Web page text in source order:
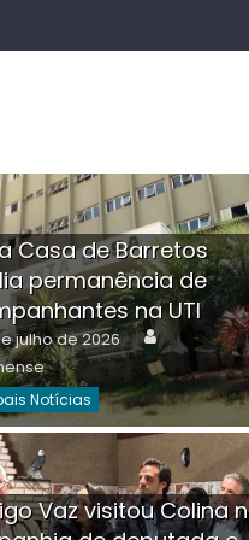
na Av.
por
Casa de Barretos
permanência de
na UTI
julho de 2026 Author
Notícias
Vaz visitou Colina